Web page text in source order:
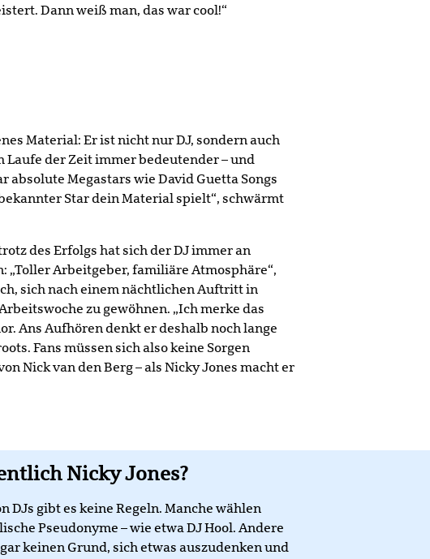
Dann weiß man, das war cool!“
Material: Er ist nicht nur DJ, sondern auch
Laufe der Zeit immer bedeutender – und
Megastars wie David Guetta Songs
Star dein Material spielt“, schwärmt
des Erfolgs hat sich der DJ immer an
„Toller Arbeitgeber, familiäre Atmosphäre“,
sich nach einem nächtlichen Auftritt in
zu gewöhnen. „Ich merke das
Ans Aufhören denkt er deshalb noch lange
Fans müssen sich also keine Sorgen
Nick van den Berg – als Nicky Jones macht er
Nicky Jones?
DJs gibt es keine Regeln. Manche wählen
Pseudonyme – wie etwa DJ Hool. Andere
keinen Grund, sich etwas auszudenken und